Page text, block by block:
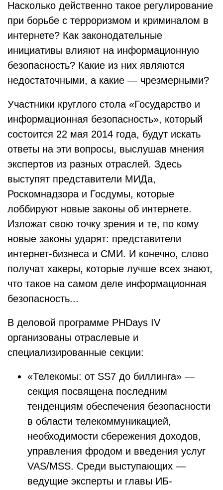
Насколько действенно такое регулирование
при борьбе с терроризмом и криминалом в
интернете? Как законодательные
инициативы влияют на информационную
безопасность? Какие из них являются
недостаточными, а какие — чрезмерными?
Участники круглого стола «Государство и
информационная безопасность», который
состоится 22 мая 2014 года, будут искать
ответы на эти вопросы, выслушав мнения
экспертов из разных отраслей. Здесь
выступят представители МИДа,
Роскомнадзора и Госдумы, которые
лоббируют новые законы об интернете.
Изложат свою точку зрения и те, по кому
новые законы ударят: представители
интернет-бизнеса и СМИ. И конечно, слово
получат хакеры, которые лучше всех знают,
что такое на самом деле информационная
безопасность...
В деловой программе PHDays IV
организованы отраслевые и
специализированные секции:
«Телекомы: от SS7 до биллинга» —
секция посвящена последним
тенденциям обеспечения безопасности
в области телекоммуникацией,
необходимости сбережения доходов,
управления фродом и введения услуг
VAS/MSS. Среди выступающих —
ведущие эксперты и главы ИБ-